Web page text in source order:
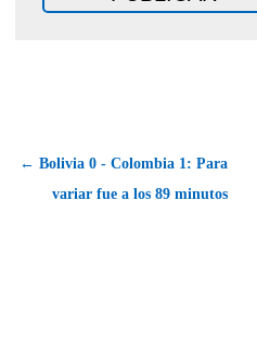
← Bolivia 0 - Colombia 1: Para
variar fue a los 89 minutos